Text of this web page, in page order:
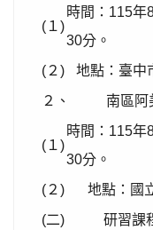
(１)
時間：115年
30分。
(２)
地點：臺中
２、
南區阿
(１)
時間：115年
30分。
(２)
地點：國
(二)
研習課